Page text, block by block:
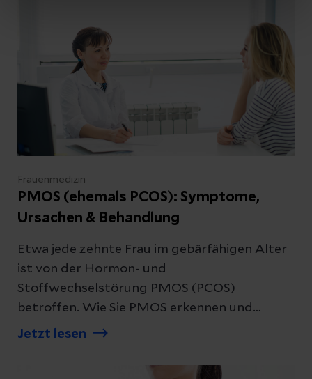
Besuchen Sie unser
Kontakt
Datenschutzerklärungzur Kenntnis genommen
Frauenmedizin
PMOS (ehemals PCOS): Symptome,
Ursachen & Behandlung
Etwa jede zehnte Frau im gebärfähigen Alter
ist von der Hormon- und
Stoffwechselstörung PMOS (PCOS)
betroffen. Wie Sie PMOS erkennen und
welche Behandlungsmöglichkeiten es gibt,
Jetzt lesen